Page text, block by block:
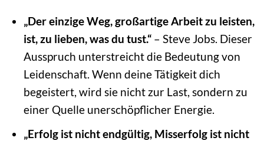
„Der einzige Weg, großartige Arbeit zu leisten,
ist, zu lieben, was du tust.“– Steve Jobs. Dieser
Ausspruch unterstreicht die Bedeutung von
Leidenschaft. Wenn deine Tätigkeit dich
begeistert, wird sie nicht zur Last, sondern zu
einer Quelle unerschöpflicher Energie.
„Erfolg ist nicht endgültig, Misserfolg ist nicht